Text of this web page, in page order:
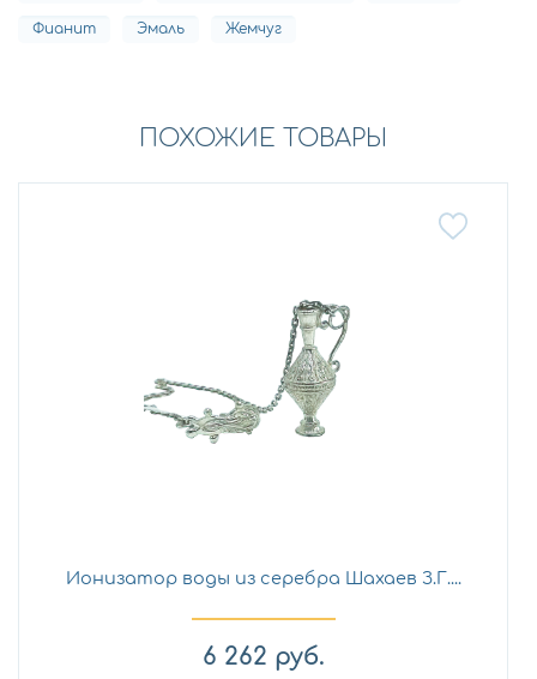
Фианит Эмаль Жемчуг
ПОХОЖИЕ ТОВАРЫ
Ионизатор воды из серебра Шахаев З.Г....
6 262 руб.